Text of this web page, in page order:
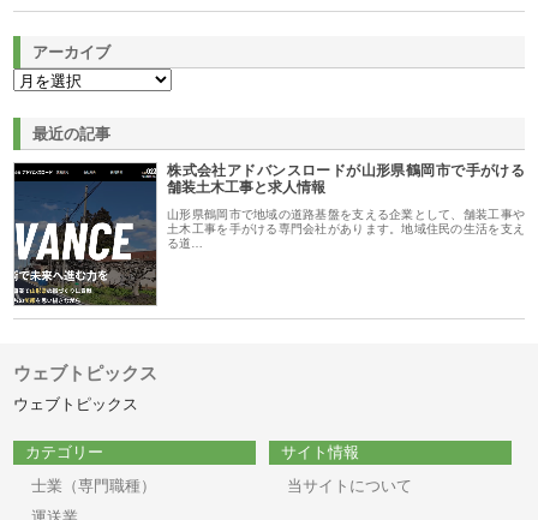
アーカイブ
最近の記事
株式会社アドバンスロードが山形県鶴岡市で手がける
舗装土木工事と求人情報
山形県鶴岡市で地域の道路基盤を支える企業として、舗装工事や
土木工事を手がける専門会社があります。地域住民の生活を支え
る道…
ウェブトピックス
ウェブトピックス
カテゴリー
士業（専門職種）
サイト情報
当サイトについて